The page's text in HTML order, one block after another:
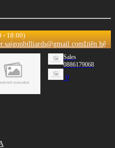
- 18:00)
Liên hệ
Sales
0886179068
0